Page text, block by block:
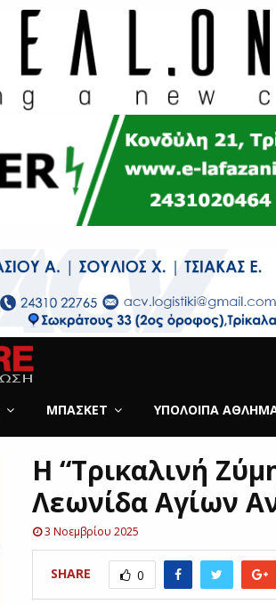
ΜΠΆΣΚΕΤ ΥΠΌΛΟΙΠΑ
Η “Τρικαλινή
Λεωνίδα Αγίων
3 Νοεμβρίου 2025
SHARE 0